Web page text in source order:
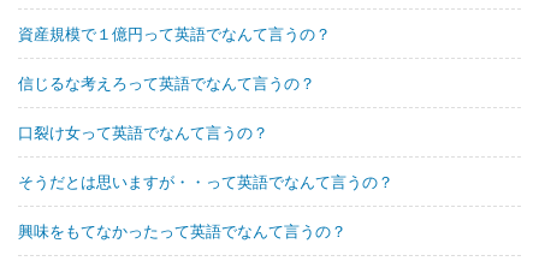
資産規模で１億円って英語でなんて言うの？
信じるな考えろって英語でなんて言うの？
口裂け女って英語でなんて言うの？
そうだとは思いますが・・って英語でなんて言うの？
興味をもてなかったって英語でなんて言うの？